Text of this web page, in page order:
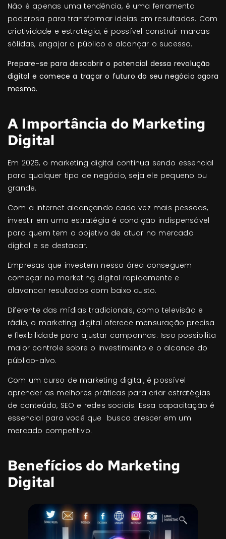
Não é apenas uma tendência, é uma ferramenta
poderosa para transformar ideias em resultados. Com
criatividade e estratégia, é possível construir marcas
sólidas, engajar o público e alcançar o sucesso.
Prepare-se para descobrir o potencial dessa revolução
digital e comece a traçar o futuro do seu negócio agora
mesmo.
A Importância do Marketing
Digital
Em 2025, o marketing digital continua sendo essencial
para qualquer tipo de negócio, seja ele pequeno ou
grande.
Com a internet alcançando cada vez mais pessoas,
investir em uma estratégia é condição indispensável
para quem tem o objetivo de atuar no mercado
digital e se destacar.
Empresas que investem nessa área conseguem
começar no marketing digital rapidamente e
alavancar resultados com baixo custo.
Diferente das mídias tradicionais, como televisão e
rádio, o marketing digital oferece mensuração precisa
e flexibilidade para ajustar campanhas. Isso possibilita
maior controle sobre o investimento e o alcance do
público-alvo.
Com um curso de marketing digital, é possível
aprender as melhores práticas para criar estratégias
de conteúdo, SEO e redes sociais. Essa capacitação é
essencial para você que busca crescer em um
mercado competitivo.
Benefícios do Marketing
Digital